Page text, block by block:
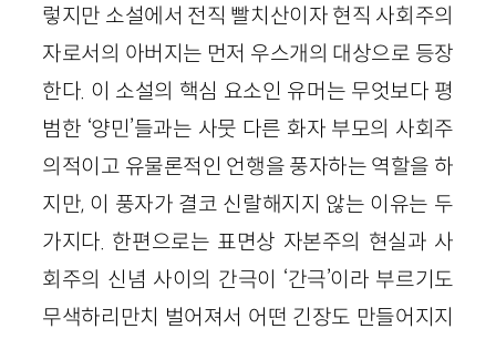
렇지만 소설에서 전직 빨치산이자 현직 사회주의
자로서의 아버지는 먼저 우스개의 대상으로 등장
한다. 이 소설의 핵심 요소인 유머는 무엇보다 평
범한 ‘양민’들과는 사뭇 다른 화자 부모의 사회주
의적이고 유물론적인 언행을 풍자하는 역할을 하
지만, 이 풍자가 결코 신랄해지지 않는 이유는 두
가지다. 한편으로는 표면상 자본주의 현실과 사
회주의 신념 사이의 간극이 ‘간극’이라 부르기도
무색하리만치 벌어져서 어떤 긴장도 만들어지지